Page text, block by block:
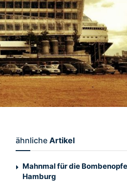
ähnliche Artikel
Mahnmal für die
Hamburg